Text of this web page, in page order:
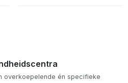
overkoepelende én specifieke